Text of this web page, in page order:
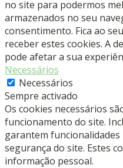
no site para podermos
armazenados no seu
consentimento. Fica ao
receber estes cookies. A
pode afetar a sua
Necessários
Necessários
Sempre activado
Os cookies necessários
funcionamento do site.
garantem
segurança do site. Estes
informação pessoal.